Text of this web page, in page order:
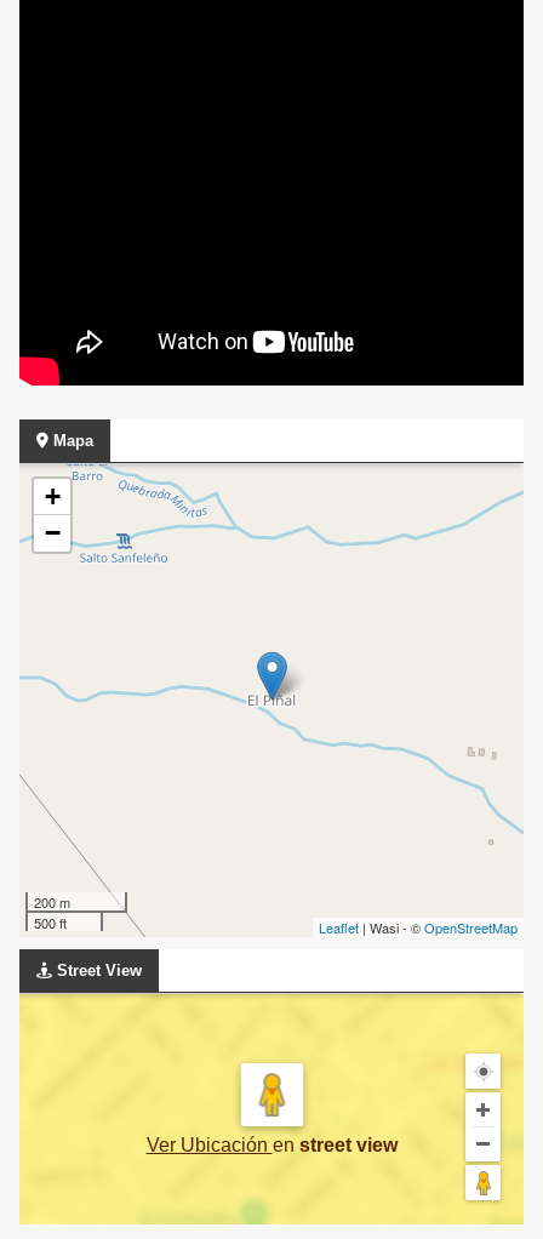
Mapa
+
−
200 m
500 ft
Leaflet | Wasi - ©OpenStreetMap
Street View
Ver Ubicación en street view